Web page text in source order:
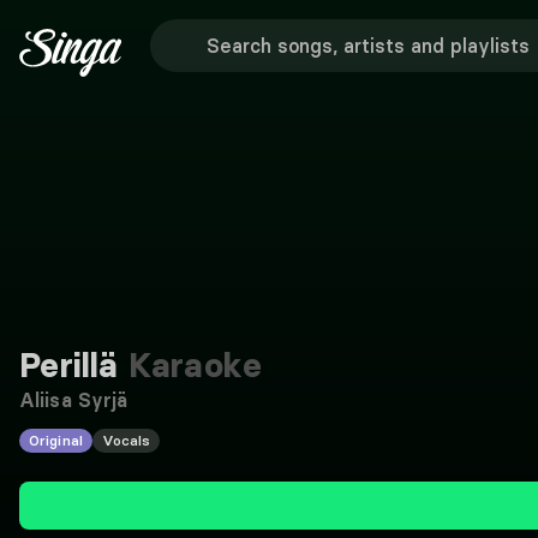
Perillä Karaoke
Aliisa Syrjä
Original Vocals